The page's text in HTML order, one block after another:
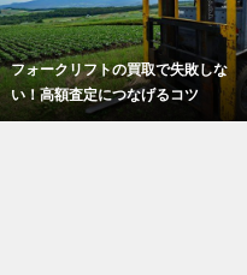
フォークリフトの買取で失敗しな
い！高額査定につなげるコツ